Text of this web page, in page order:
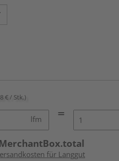
€ / Stk.)
lfm
für Langgut